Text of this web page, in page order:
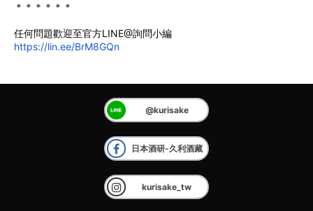
﻿＊＊＊＊＊＊
任何問題歡迎至官方LINE@詢問小編
https://lin.ee/BrM8GQn
@kurisake
日本酒研-久利酒藏
kurisake_tw